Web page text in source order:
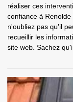
réaliser ces
confiance à
n'oubliez pas qu'il
recueillir les
site web. Sachez